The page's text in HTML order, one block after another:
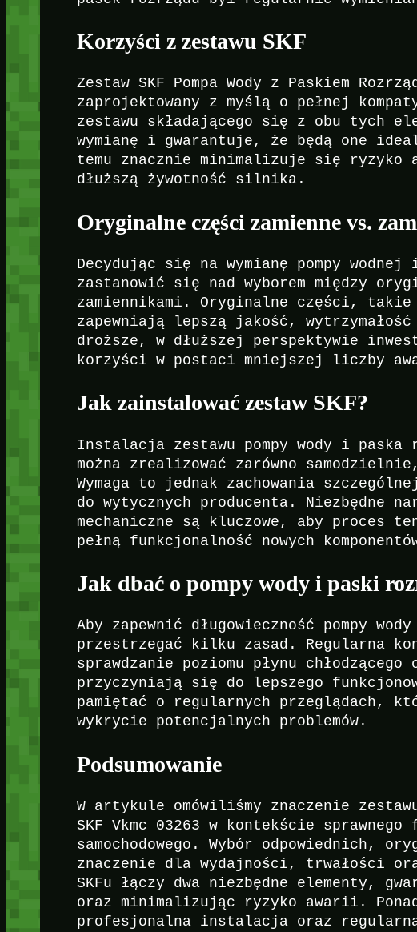
Korzyści z zestawu SKF
Zestaw SKF Pompa Wody z Paskiem
zaprojektowany z myślą o pełnej
zestawu składającego się z obu tych
wymianę i gwarantuje, że będą one
temu znacznie minimalizuje się ryzyko
dłuższą żywotność silnika.
Oryginalne części zamienne vs.
Decydując się na wymianę pompy
zastanowić się nad wyborem między
zamiennikami. Oryginalne części, takie
zapewniają lepszą jakość,
droższe, w dłuższej perspektywie
korzyści w postaci mniejszej liczby
Jak zainstalować zestaw SKF?
Instalacja zestawu pompy wody i paska
można zrealizować zarówno
Wymaga to jednak zachowania
do wytycznych producenta. Niezbędne
mechaniczne są kluczowe, aby proces
pełną funkcjonalność nowych
Jak dbać o pompy wody i paski
Aby zapewnić długowieczność pompy
przestrzegać kilku zasad. Regularna
sprawdzanie poziomu płynu chłodzącego
przyczyniają się do lepszego
pamiętać o regularnych przeglądach,
wykrycie potencjalnych problemów.
Podsumowanie
W artykule omówiliśmy znaczenie
SKF Vkmc 03263 w kontekście
samochodowego. Wybór odpowiednich,
znaczenie dla wydajności, trwałości
SKFu łączy dwa niezbędne elementy,
oraz minimalizując ryzyko awarii.
profesjonalna instalacja oraz regularna